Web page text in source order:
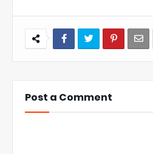
Post a Comment